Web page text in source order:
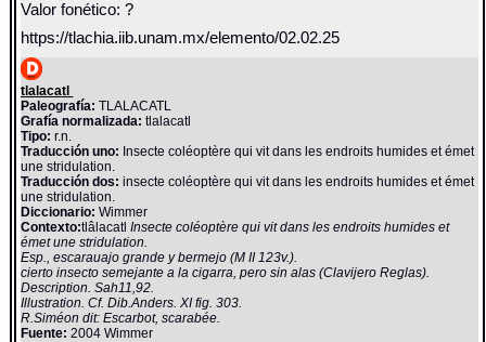
Valor fonético: ?
https://tlachia.iib.unam.mx/elemento/02.02.25
tlalacatl
Paleografía: TLALACATL
Grafía normalizada: tlalacatl
Tipo: r.n.
Traducción uno: Insecte coléoptère qui vit dans les endroits humides et émet
une stridulation.
Traducción dos: insecte coléoptère qui vit dans les endroits humides et émet
une stridulation.
Diccionario:Wimmer
Contexto:tlâlacatlInsecte coléoptère qui vit dans les endroits humides et
émet une stridulation.
Esp., escarauajo grande y bermejo (M II 123v.).
cierto insecto semejante a la cigarra, pero sin alas (Clavijero Reglas).
Description. Sah11,92.
Illustration. Cf. Dib.Anders. XI fig. 303.
R.Siméon dit: Escarbot, scarabée.
Fuente: 2004 Wimmer